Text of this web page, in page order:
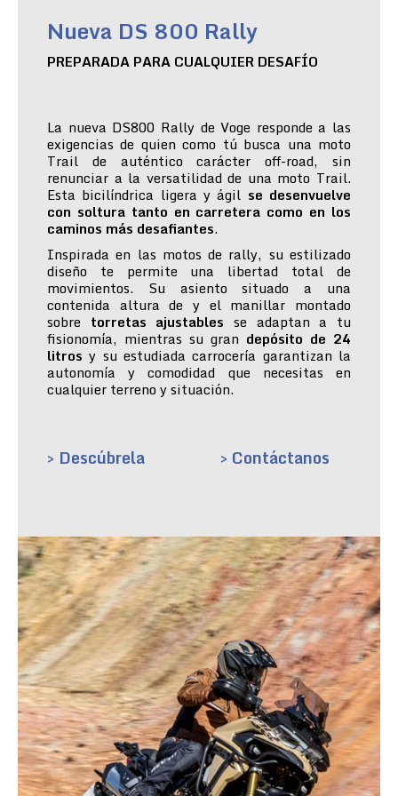
Nueva DS 800 Rally
PREPARADA PARA CUALQUIER DESAFÍO
La nueva DS800 Rally de Voge responde a las
exigencias de quien como tú busca una moto
Trail de auténtico carácter off-road, sin
renunciar a la versatilidad de una moto Trail.
Esta bicilíndrica ligera y ágil se desenvuelve
con soltura tanto en carretera como en los
caminos más desafiantes.
Inspirada en las motos de rally, su estilizado
diseño te permite una libertad total de
movimientos. Su asiento situado a una
contenida altura de y el manillar montado
sobre torretas ajustables se adaptan a tu
fisionomía, mientras su gran depósito de 24
litros y su estudiada carrocería garantizan la
autonomía y comodidad que necesitas en
cualquier terreno y situación.
> Descúbrela > Contáctanos